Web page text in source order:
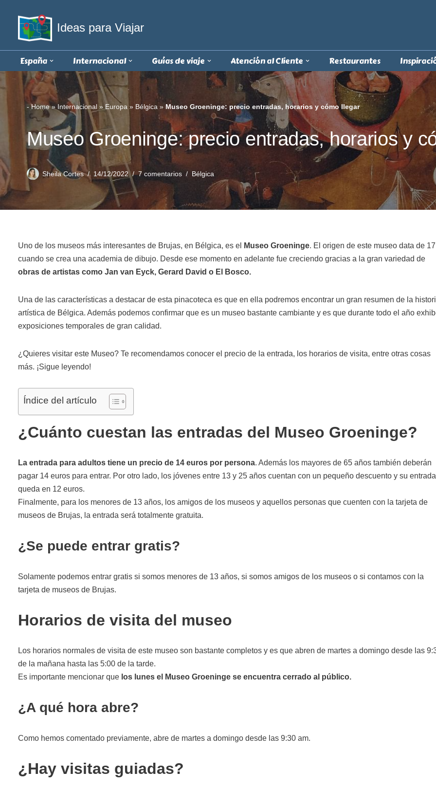
Saltar
contenido
Ideas para Viajar
España Internacional Guías de viaje Atención al Cliente Restaurantes
-Home» Internacional »Europa » Bélgica » Museo Groeninge: precio entradas, horarios y cómo llegar
Museo Groeninge: precio entradas, horarios y
Sheila Cortes 14/12/2022 7 comentarios Bélgica
Uno de los museos más interesantes de Brujas, en Bélgica, es el Museo Groeninge. El origen de este museo data de
cuando se crea una academia de dibujo. Desde ese momento en adelante fue creciendo gracias a la gran variedad de
obras de artistas como Jan van Eyck, Gerard David o El Bosco.
Una de las características a destacar de esta pinacoteca es que en ella podremos encontrar un gran resumen de la
artística de Bélgica. Además podemos confirmar que es un museo bastante cambiante y es que durante todo el año
exposiciones temporales de gran calidad.
¿Quieres visitar este Museo? Te recomendamos conocer el precio de la entrada, los horarios de visita, entre otras cosas
más. ¡Sigue leyendo!
Índice del artículo
¿Cuánto cuestan las entradas del Museo Groeninge?
La entrada para adultos tiene un precio de 14 euros por persona. Además los mayores de 65 años también deberán
pagar 14 euros para entrar. Por otro lado, los jóvenes entre 13 y 25 años cuentan con un pequeño descuento y su
queda en 12 euros.
Finalmente, para los menores de 13 años, los amigos de los museos y aquellos personas que cuenten con la tarjeta de
museos de Brujas, la entrada será totalmente gratuita.
¿Se puede entrar gratis?
Solamente podemos entrar gratis si somos menores de 13 años, si somos amigos de los museos o si contamos con la
tarjeta de museos de Brujas.
Horarios de visita del museo
Los horarios normales de visita de este museo son bastante completos y es que abren de martes a domingo desde las
de la mañana hasta las 5:00 de la tarde.
Es importante mencionar que los lunes el Museo Groeninge se encuentra cerrado al público.
¿A qué hora abre?
Como hemos comentado previamente, abre de martes a domingo desde las 9:30 am.
¿Hay visitas guiadas?